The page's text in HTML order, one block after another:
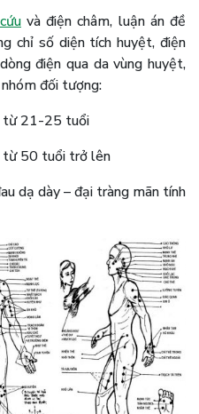
và điện châm, luận án đề
chỉ số diện tích huyệt, điện
điện qua da vùng huyệt,
đối tượng:
từ 21-25 tuổi
từ 50 tuổi trở lên
dạ dày – đại tràng mãn tính